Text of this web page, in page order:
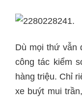
Dù mọi thứ vẫn
công tác kiểm
hàng triệu. Chỉ
xe buýt mui